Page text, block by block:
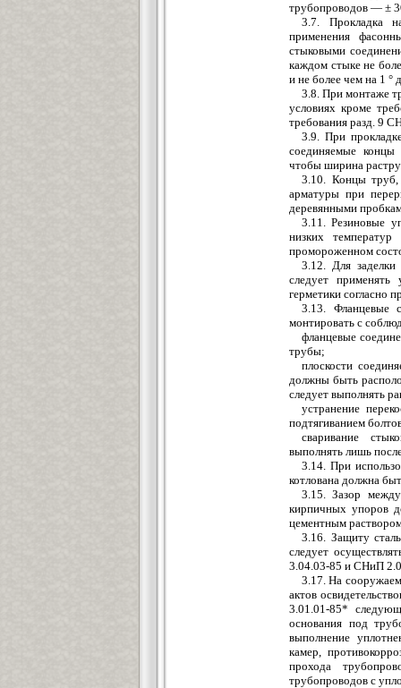
трубопроводов — ±
3.7. Прокладка
применения
стыковыми
каждом стыке не
и не более чем на 1
3.8. При монтаже
условиях кроме
требования разд. 9
3.9. При
соединяемые
чтобы ширина
3.10. Концы труб,
арматуры при
деревянными
3.11. Резиновые
низких
промороженном
3.12. Для заделки
следует применять
герметики согласно
3.13. Фланцевые
монтировать с
фланцевые
трубы;
плоскости
должны быть
следует выполнять
устранение
подтягиванием
сваривание
выполнять лишь
3.14. При
котлована должна
3.15. Зазор между
кирпичных упоров
цементным
3.16. Защиту
следует
3.04.03-85 и СНиП
3.17. На
актов
3.01.01-85*
основания под
выполнение
камер,
прохода
трубопроводов с